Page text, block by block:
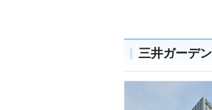
三井ガーデ